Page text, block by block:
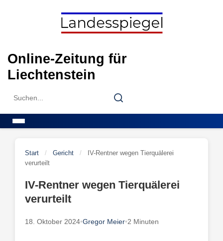
Online-Zeitung für
Liechtenstein
Search
Search
Start / Gericht /
IV-Rentner wegen Tierquälerei
verurteilt
IV-Rentner wegen Tierquälerei
verurteilt
18. Oktober 2024•Gregor Meier•2 Minuten